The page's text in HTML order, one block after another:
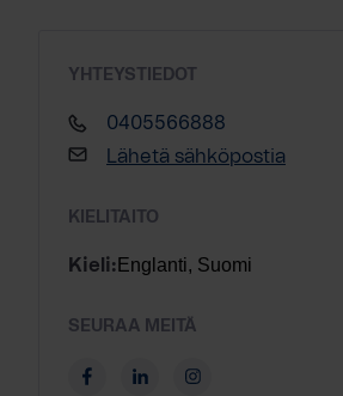
YHTEYSTIEDOT
0405566888
Lähetä sähköpostia
KIELITAITO
Kieli: Englanti, Suomi
SEURAA MEITÄ